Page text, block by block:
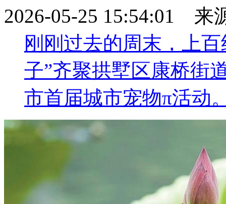
2026-05-25 15:54:01 来
刚刚过去的周末，上
子”齐聚拱墅区康桥街
市首届城市宠物π活动